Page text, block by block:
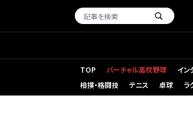
TOP バーチャル高校野球 イン
相撲・格闘技
テニス 卓球 ラ